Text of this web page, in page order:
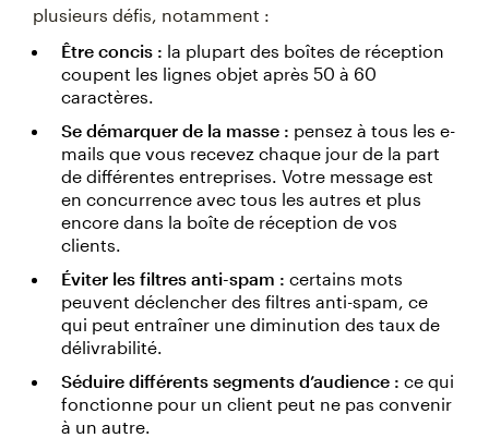
plusieurs défis, notamment :
Être concis : la plupart des boîtes de réception
coupent les lignes objet après 50 à 60
caractères.
Se démarquer de la masse : pensez à tous les e-
mails que vous recevez chaque jour de la part
de différentes entreprises. Votre message est
en concurrence avec tous les autres et plus
encore dans la boîte de réception de vos
clients.
Éviter les filtres anti-spam : certains mots
peuvent déclencher des filtres anti-spam, ce
qui peut entraîner une diminution des taux de
délivrabilité.
Séduire différents segments d’audience : ce qui
fonctionne pour un client peut ne pas convenir
à un autre.